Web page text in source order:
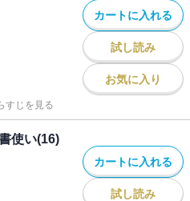
カートに入れる
試し読み
お気に入り
すじを見る
使い(16)
カートに入れる
試し読み